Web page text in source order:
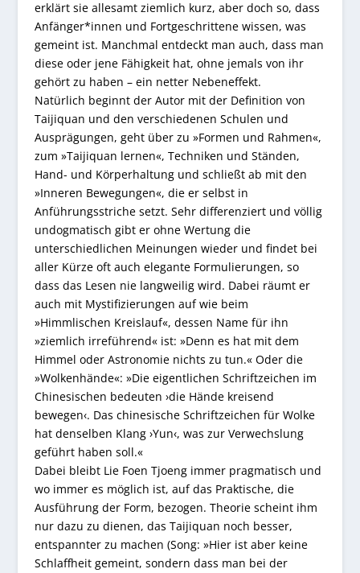
erklärt sie allesamt ziemlich kurz, aber doch so, dass
Anfänger*innen und Fortgeschrittene wissen, was
gemeint ist. Manchmal entdeckt man auch, dass man
diese oder jene Fähigkeit hat, ohne jemals von ihr
gehört zu haben – ein netter Nebeneffekt.
Natürlich beginnt der Autor mit der Definition von
Taijiquan und den verschiedenen Schulen und
Ausprägungen, geht über zu »Formen und Rahmen«,
zum »Taijiquan lernen«, Techniken und Ständen,
Hand- und Körperhaltung und schließt ab mit den
»Inneren Bewegungen«, die er selbst in
Anführungsstriche setzt. Sehr differenziert und völlig
undogmatisch gibt er ohne Wertung die
unterschiedlichen Meinungen wieder und findet bei
aller Kürze oft auch elegante Formulierungen, so
dass das Lesen nie langweilig wird. Dabei räumt er
auch mit Mystifizierungen auf wie beim
»Himmlischen Kreislauf«, dessen Name für ihn
»ziemlich irreführend« ist: »Denn es hat mit dem
Himmel oder Astronomie nichts zu tun.« Oder die
»Wolkenhände«: »Die eigentlichen Schriftzeichen im
Chinesischen bedeuten ›die Hände kreisend
bewegen‹. Das chinesische Schriftzeichen für Wolke
hat denselben Klang ›Yun‹, was zur Verwechslung
geführt haben soll.«
Dabei bleibt Lie Foen Tjoeng immer pragmatisch und
wo immer es möglich ist, auf das Praktische, die
Ausführung der Form, bezogen. Theorie scheint ihm
nur dazu zu dienen, das Taijiquan noch besser,
entspannter zu machen (Song: »Hier ist aber keine
Schlaffheit gemeint, sondern dass man bei der